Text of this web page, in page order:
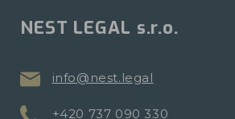
NEST LEGAL s.r.o.
info@nest.legal
+420 737 090 330